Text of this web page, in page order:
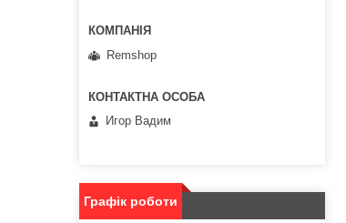
Remshop
Игор Вадим
Графік роботи